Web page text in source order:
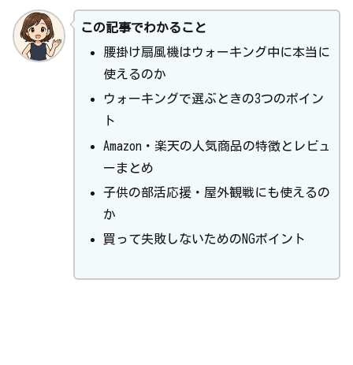
この記事でわかること
腰掛け扇風機はウォーキング中に本当に
使えるのか
ウォーキングで選ぶときの3つのポイン
ト
Amazon・楽天の人気商品の特徴とレビュ
ーまとめ
子供の部活応援・屋外観戦にも使えるの
か
買って失敗しないためのNGポイント